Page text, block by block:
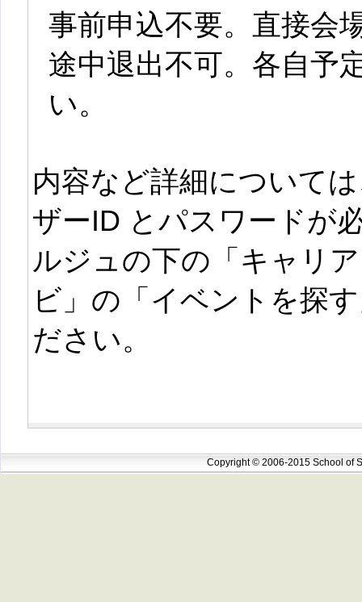
事前申込不要。直接会
途中退出不可。各自予
い。
内容など詳細について
ザーID とパスワードが
ルジュの下の「キャリ
ビ」の「イベントを探
ださい。
Copyright © 2006-2015 School of